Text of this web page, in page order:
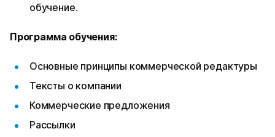
обучение.
Программа обучения:
Основные принципы коммерческой редактуры
Тексты о компании
Коммерческие предложения
Рассылки